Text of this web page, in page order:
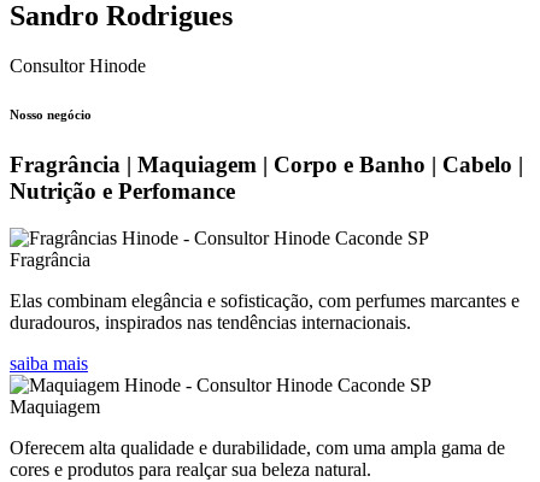
Sandro Rodrigues
Consultor Hinode
Nosso negócio
Fragrância | Maquiagem | Corpo e Banho | Cabelo |
Nutrição e Perfomance
Fragrância
Elas combinam elegância e sofisticação, com perfumes marcantes e
duradouros, inspirados nas tendências internacionais.
saiba mais
Maquiagem
Oferecem alta qualidade e durabilidade, com uma ampla gama de
cores e produtos para realçar sua beleza natural.